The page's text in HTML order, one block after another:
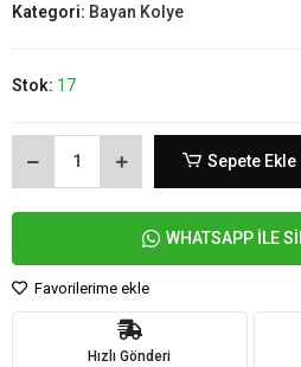
Kategori: Bayan Kolye
Stok: 17
Sepete Ekle
WHATSAPP İLE
Favorilerime ekle
Hızlı Gönderi